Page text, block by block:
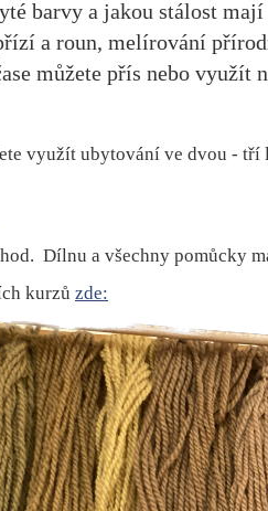
barvy a jakou stálost
a roun, melírování
můžete přís nebo využít
využít ubytování ve dvou -
Dílnu a všechny pomůcky
kurzů zde: